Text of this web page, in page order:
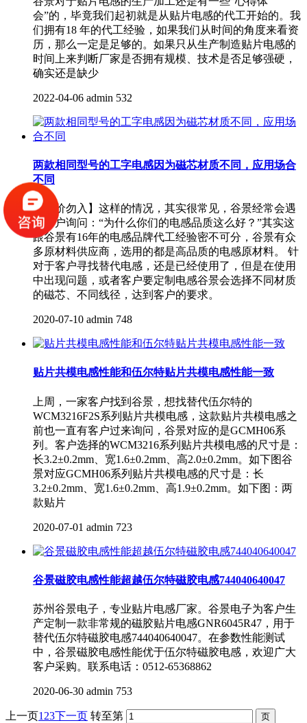
会”的，毕竟我们起初就是从贴片电感的代工开始的。我
们拥有18 年的代工经验，如果我们从时间的角度来看资
历，那么一定是足够的。如果只从生产制造贴片电感的
时间上来判断厂家是否拥有规模、技术是否足够强硬，
确实还是缺少
2022-04-06 admin 532
两款相同型号的工字电感因为磁芯材质不同，应用场合
不同
【低价勿入】这样的情况，其实很常见，谷景经常会遇
到客户询问：“为什么你们的电感品质这么好？”其实这
跟谷景有16年的电感品牌代工经验密不可分，谷景有众
多原材料供应商，选用的都是高品质的电感原材料。 针
对于客户寻找替代电感，还是已经使用了，但是在使用
中出现问题，或者客户要定制电感谷景会选择不同材质
的磁芯、不同线径，达到客户的要求。
2020-07-10 admin 748
贴片共模电感性能和伍尔特贴片共模电感性能一致
上周，一家客户找到谷景，想找替代伍尔特的
WCM3216F2S系列贴片共模电感，这款贴片共模电感之
前也一直有客户过来询问，谷景对应的是GCMH06系
列。客户选择的WCM3216系列贴片共模电感的尺寸是：
长3.2±0.2mm、宽1.6±0.2mm、高2.0±0.2mm。如下图谷
景对应GCMH06系列贴片共模电感的尺寸是：长
3.2±0.2mm、宽1.6±0.2mm、高1.9±0.2mm。如下图：两
款贴片
2020-07-01 admin 723
谷景磁胶电感性能超越伍尔特磁胶电感744040640047
苏州谷景电子，专业贴片电感厂家。谷景电子为客户生
产定制一款非常规的磁胶贴片电感GNR6045R47，用于
替代伍尔特磁胶电感744040640047。在参数性能测试
中，谷景磁胶电感性能优于伍尔特磁胶电感，欢迎广大
客户采购。联系电话：0512-65368862
2020-06-30 admin 753
上一页1 23下一页 转至第